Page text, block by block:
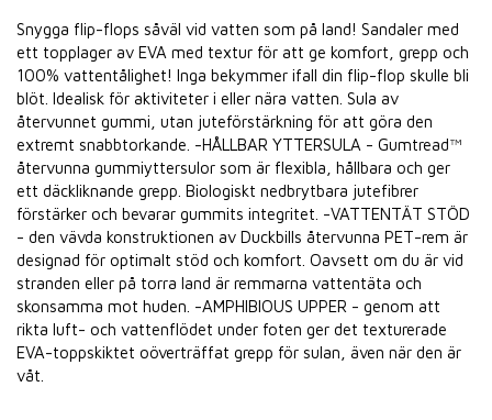
Snygga flip-flops såväl vid vatten som på land! Sandaler med
ett topplager av EVA med textur för att ge komfort, grepp och
100% vattentålighet! Inga bekymmer ifall din flip-flop skulle bli
blöt. Idealisk för aktiviteter i eller nära vatten. Sula av
återvunnet gummi, utan juteförstärkning för att göra den
extremt snabbtorkande. -HÅLLBAR YTTERSULA - Gumtread™
återvunna gummiyttersulor som är flexibla, hållbara och ger
ett däckliknande grepp. Biologiskt nedbrytbara jutefibrer
förstärker och bevarar gummits integritet. -VATTENTÄT STÖD
- den vävda konstruktionen av Duckbills återvunna PET-rem är
designad för optimalt stöd och komfort. Oavsett om du är vid
stranden eller på torra land är remmarna vattentäta och
skonsamma mot huden. -AMPHIBIOUS UPPER - genom att
rikta luft- och vattenflödet under foten ger det texturerade
EVA-toppskiktet oöverträffat grepp för sulan, även när den är
våt.